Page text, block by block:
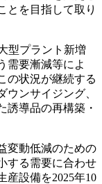
とを目指して取り
型プラント新増
需要漸減等によ
の状況が継続する
ウンサイジング、
誘導品の再構築・
変動低減のための
する需要に合わせ
産設備を2025年10